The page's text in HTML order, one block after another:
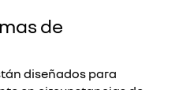
de
diseñados para